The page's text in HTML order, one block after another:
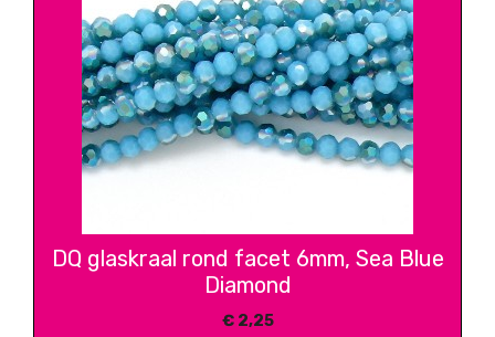
DQ glaskraal rond facet 6mm, Sea Blue
Diamond
€2,25